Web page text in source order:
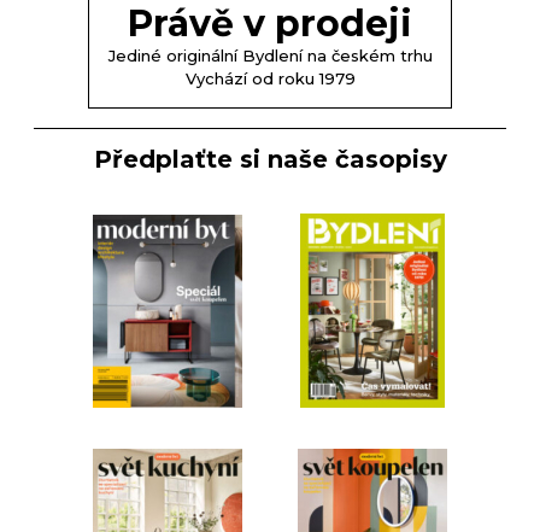
Právě v prodeji
Jediné originální Bydlení na českém trhu
Vychází od roku 1979
Předplaťte si naše časopisy